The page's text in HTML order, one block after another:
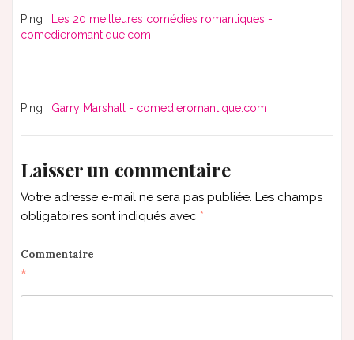
Ping :
Les 20 meilleures comédies romantiques -
comedieromantique.com
Ping : Garry Marshall - comedieromantique.com
Laisser un commentaire
Votre adresse e-mail ne sera pas publiée. Les champs
obligatoires sont indiqués avec *
Commentaire
*